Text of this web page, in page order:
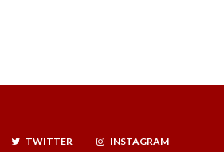
TWITTER INSTAGRAM